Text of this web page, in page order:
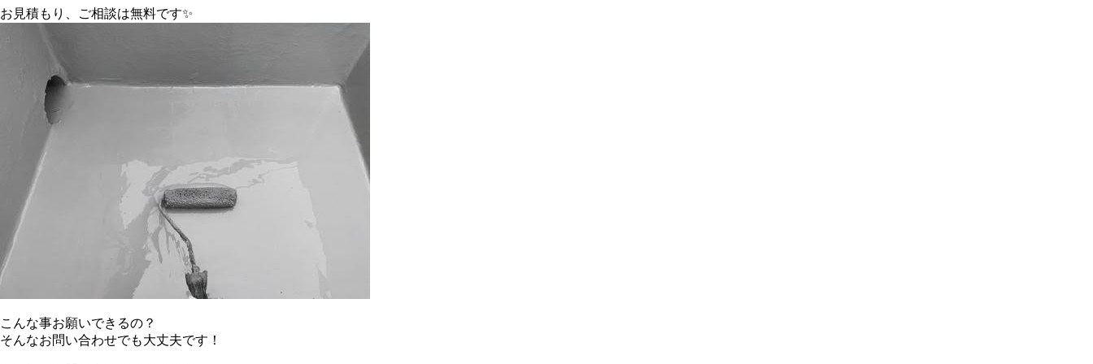
お見積もり、ご相談は無料です✨
こんな事お願いできるの？
そんなお問い合わせでも大丈夫です！